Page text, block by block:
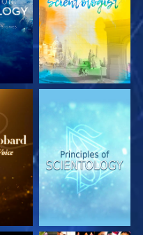
SERIE
ENTDECKEN